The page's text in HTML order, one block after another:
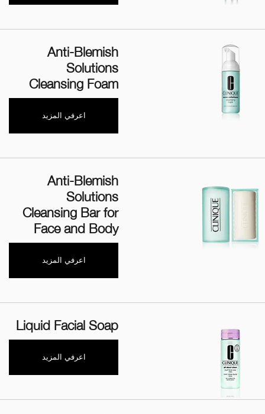
Anti-Blemish
Solutions
Cleansing Foam
اعرفي المزيد
Anti-Blemish
Solutions
Cleansing Bar for
Face and Body
اعرفي المزيد
Liquid Facial Soap
اعرفي المزيد